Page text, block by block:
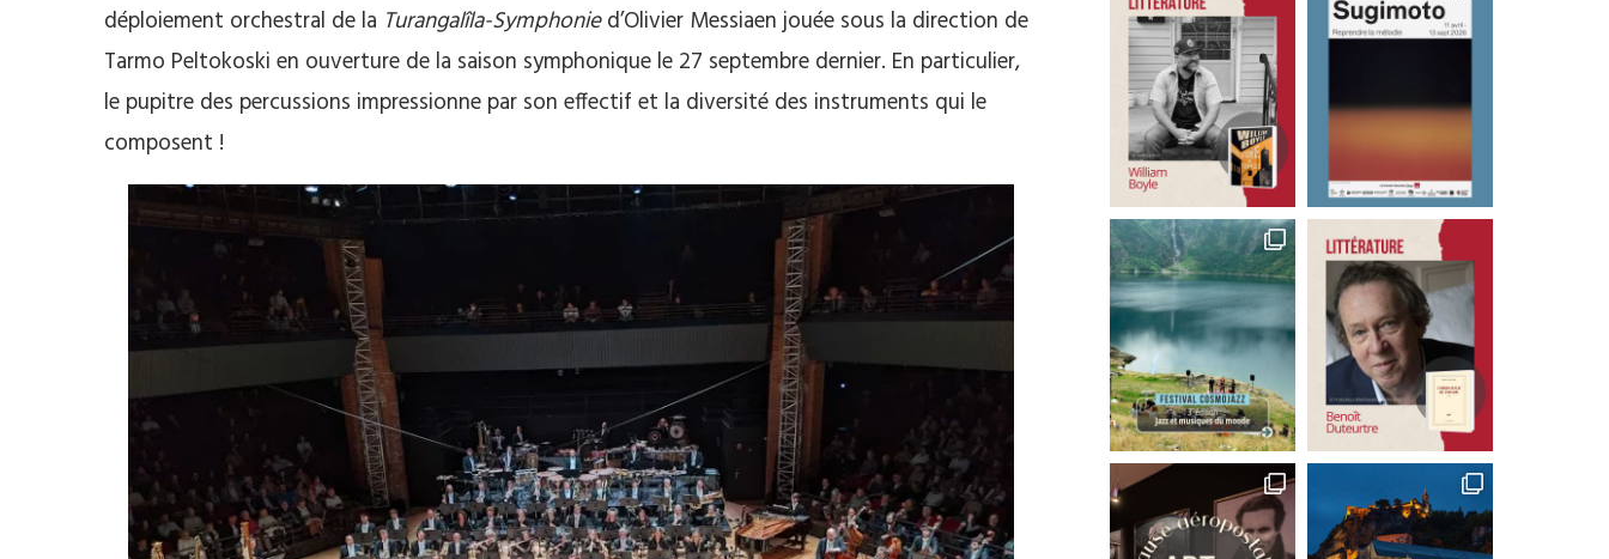
déploiement orchestral de la Turangalîla-Symphonied’Olivier Messiaen jouée sous la direction de
Tarmo Peltokoski en ouverture de la saison symphonique le 27 septembre dernier. En particulier,
le pupitre des percussions impressionne par son effectif et la diversité des instruments qui le
composent !